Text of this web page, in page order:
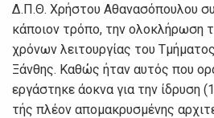
Δ.Π.Θ. Χρήστου Αθανασόπουλου
κάποιον τρόπο, την
χρόνων λειτουργίας του
Ξάνθης. Καθώς ήταν αυτός που
εργάστηκε άοκνα για την ίδρυση
τής πλέον απομακρυσμένης